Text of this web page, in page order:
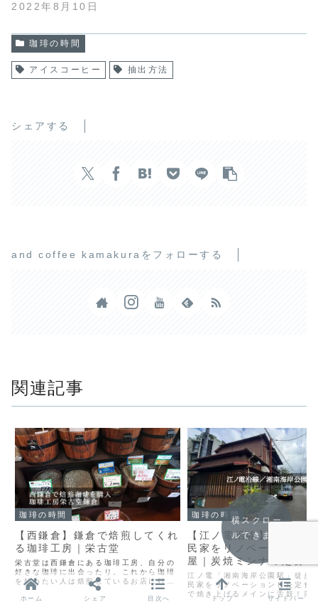
2022年8月10日
珈琲の時間
アイスコーヒー 抽出方法
シェアする
and coffee kamakuraをフォローする
関連記事
珈琲の時間
【西鎌倉】鎌倉で焙煎してくれ
る珈琲工房｜栄古堂
栄古堂は西鎌倉にある珈琲工房、自分の
好きな珈琲に出会ったり。これから珈琲
を始めたい人は焙煎しているお店に行く
のも勉強になりますよ
珈琲の時間
【江ノ電沿線】駅チカ3
民家をリノベーション
屋｜炭焼ミンナミ定食
江ノ電「湘南海岸公園駅」徒歩
民家をリノベーションした定食
で焼き上げるメインに舌鼓！落
雰囲気でランチが楽しめます。
横スクロー
ルできます
ホーム シェア 目次へ トップ サイドバー